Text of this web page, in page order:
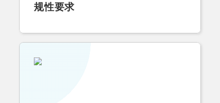
规性要求